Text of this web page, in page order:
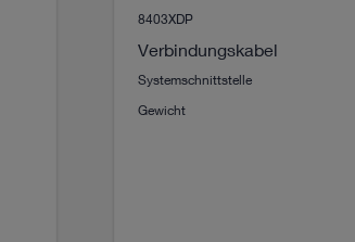
8403XDP
Verbindungskabel
Systemschnittstelle
Gewicht